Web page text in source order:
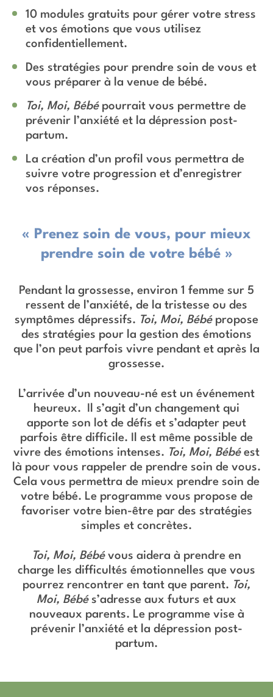
10 modules gratuits pour gérer votre stress
et vos émotions que vous utilisez
confidentiellement.
Des stratégies pour prendre soin de vous et
vous préparer à la venue de bébé.
Toi, Moi, Bébépourrait vous permettre de
prévenir l’anxiété et la dépression post-
partum.
La création d’un profil vous permettra de
suivre votre progression et d’enregistrer
vos réponses.
« Prenez soin de vous, pour mieux
prendre soin de votre bébé »
Pendant la grossesse, environ 1 femme sur 5
ressent de l’anxiété, de la tristesse ou des
symptômes dépressifs. Toi, Moi, Bébépropose
des stratégies pour la gestion des émotions
que l’on peut parfois vivre pendant et après la
grossesse.
L’arrivée d’un nouveau-né est un événement
heureux. Il s’agit d’un changement qui
apporte son lot de défis et s’adapter peut
parfois être difficile. Il est même possible de
vivre des émotions intenses. Toi, Moi, Bébéest
là pour vous rappeler de prendre soin de vous.
Cela vous permettra de mieux prendre soin de
votre bébé. Le programme vous propose de
favoriser votre bien-être par des stratégies
simples et concrètes.
Toi, Moi, Bébévous aidera à prendre en
charge les difficultés émotionnelles que vous
pourrez rencontrer en tant que parent. Toi,
Moi, Bébés’adresse aux futurs et aux
nouveaux parents. Le programme vise à
prévenir l’anxiété et la dépression post-
partum.